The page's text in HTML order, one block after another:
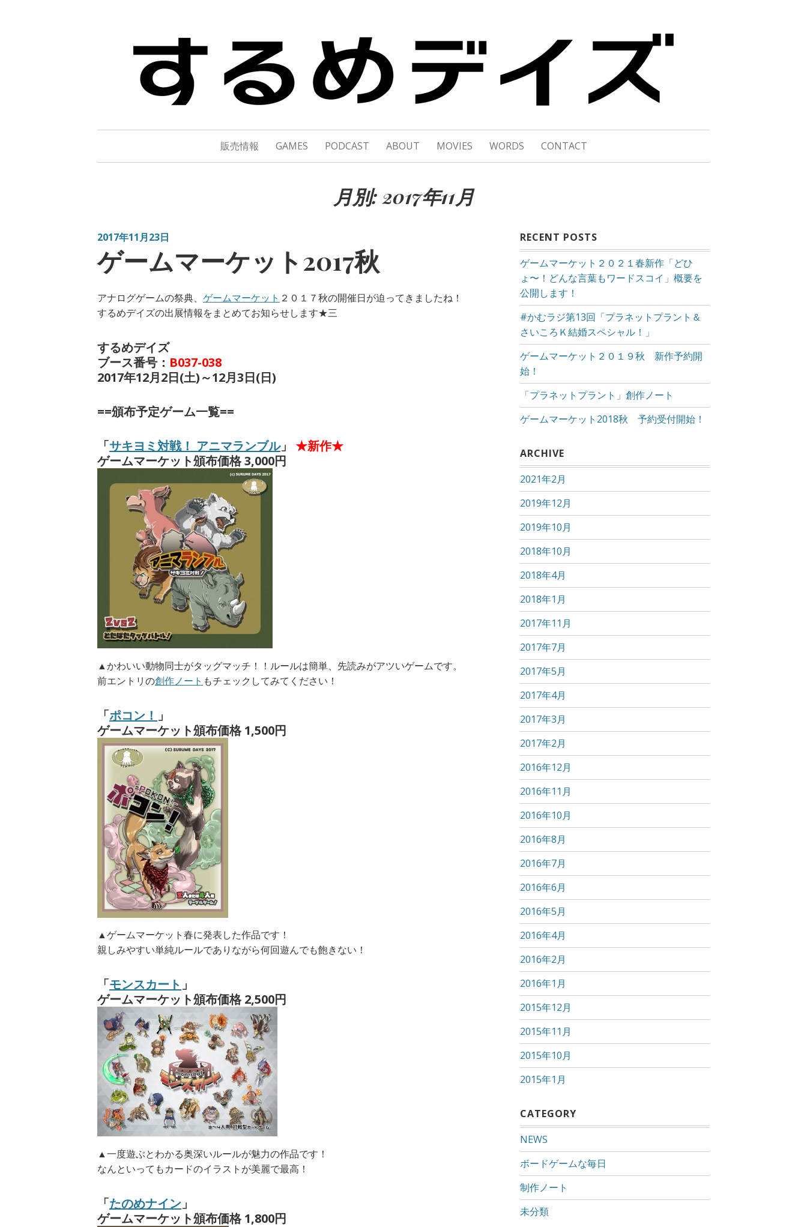
するめデイズ
販売情報 GAMES PODCAST ABOUT MOVIES WORDS CONTACT
月別: 2017年11月
2017年11月23日
ゲームマーケット2017秋
アナログゲームの祭典、 ゲームマーケット ２０１７秋の開催日が迫ってきましたね！
するめデイズの出展情報をまとめてお知らせします★三
するめデイズ
ブース番号： B037-038
2017年12月2日(土)～12月3日(日)
==頒布予定ゲーム一覧==
「サキヨミ対戦！ アニマランブル」 ★新作★
ゲームマーケット頒布価格 3,000円
▲かわいい動物同士がタッグマッチ！！ルールは簡単、先読みがアツいゲームです。
前エントリの創作ノート もチェックしてみてください！
「ポコン！ 」
ゲームマーケット頒布価格 1,500円
▲ゲームマーケット春に発表した作品です！
親しみやすい単純ルールでありながら何回遊んでも飽きない！
「モンスカート 」
ゲームマーケット頒布価格 2,500円
▲一度遊ぶとわかる奥深いルールが魅力の作品です！
なんといってもカードのイラストが美麗で最高！
「たのめナイン 」
ゲームマーケット頒布価格 1,800円
RECENT POSTS
ゲームマーケット２０２１春新作「どひ
ょ〜！どんな言葉もワードスコイ」概要を
公開します！
#かむラジ第13回「プラネットプラント＆
さいころＫ結婚スペシャル！」
ゲームマーケット２０１９秋 新作予約開
始！
「プラネットプラント」創作ノート
ゲームマーケット2018秋 予約受付開始！
ARCHIVE
2021年2月
2019年12月
2019年10月
2018年10月
2018年4月
2018年1月
2017年11月
2017年7月
2017年5月
2017年4月
2017年3月
2017年2月
2016年12月
2016年11月
2016年10月
2016年8月
2016年7月
2016年6月
2016年5月
2016年4月
2016年2月
2016年1月
2015年12月
2015年11月
2015年10月
2015年1月
CATEGORY
NEWS
ボードゲームな毎日
制作ノート
未分類